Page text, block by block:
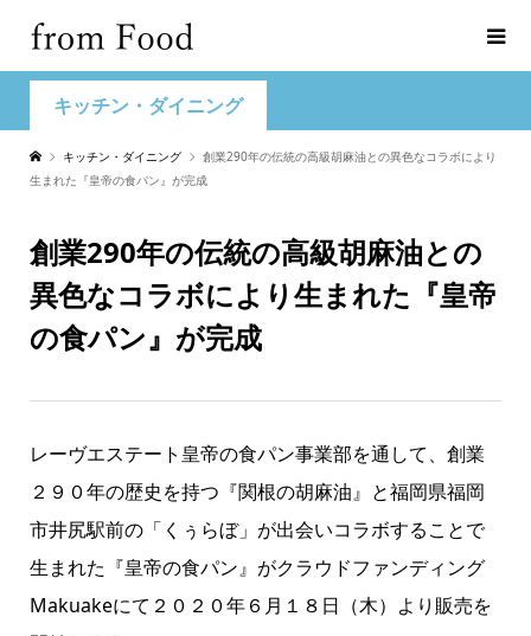
キッチン・ダイニング
キッチン・ダイニング
創業290年の伝統の高級胡麻油との異色なコラボにより
生まれた『皇帝の食パン』が完成
創業290年の伝統の高級胡麻油との
異色なコラボにより生まれた『皇帝
の食パン』が完成
レーヴエステート皇帝の食パン事業部を通して、創業
２９０年の歴史を持つ『関根の胡麻油』と福岡県福岡
市井尻駅前の「くぅらぼ」が出会いコラボすることで
生まれた『皇帝の食パン』がクラウドファンディング
Makuakeにて２０２０年６月１８日（木）より販売を